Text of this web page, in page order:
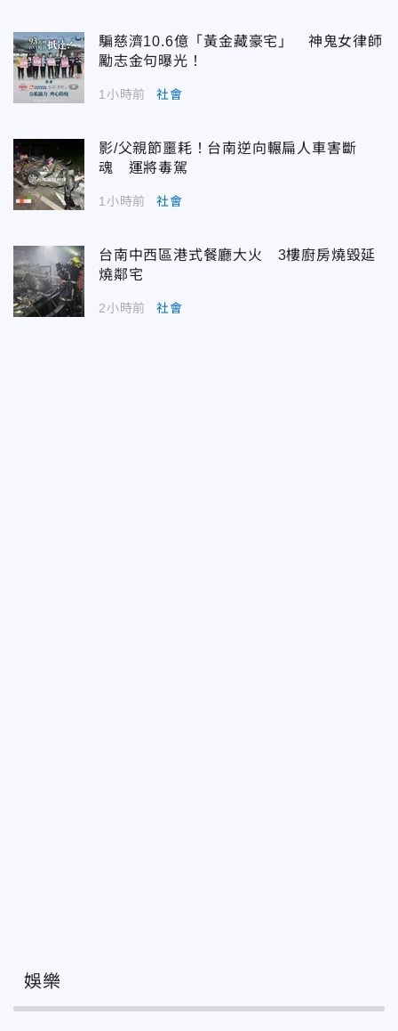
騙慈濟10.6億「黃金藏豪宅」 神鬼女律師
勵志金句曝光！
1小時前 社會
影/父親節噩耗！台南逆向輾扁人車害斷
魂 運將毒駕
1小時前 社會
台南中西區港式餐廳大火 3樓廚房燒毀延
燒鄰宅
2小時前 社會
娛樂